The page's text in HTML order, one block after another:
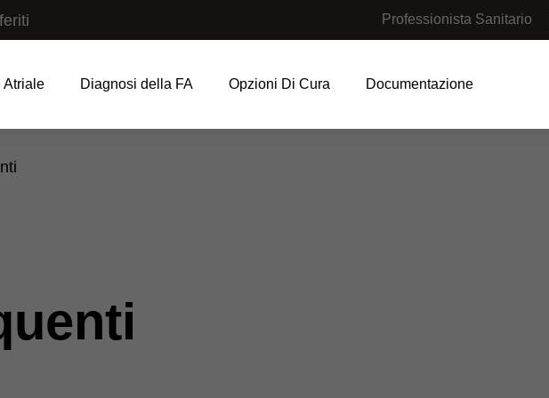
Professionista Sanitario
Atriale Diagnosi della FA​ Opzioni Di Cura Documentazione